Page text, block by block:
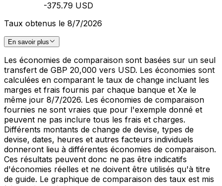
-375.79 USD
Taux obtenus le 8/7/2026
En savoir plus
Les économies de comparaison sont basées sur un seul
transfert de GBP 20,000 vers USD. Les économies sont
calculées en comparant le taux de change incluant les
marges et frais fournis par chaque banque et Xe le
même jour 8/7/2026. Les économies de comparaison
fournies ne sont vraies que pour l'exemple donné et
peuvent ne pas inclure tous les frais et charges.
Différents montants de change de devise, types de
devise, dates, heures et autres facteurs individuels
donneront lieu à différentes économies de comparaison.
Ces résultats peuvent donc ne pas être indicatifs
d'économies réelles et ne doivent être utilisés qu'à titre
de guide. Le graphique de comparaison des taux est mis